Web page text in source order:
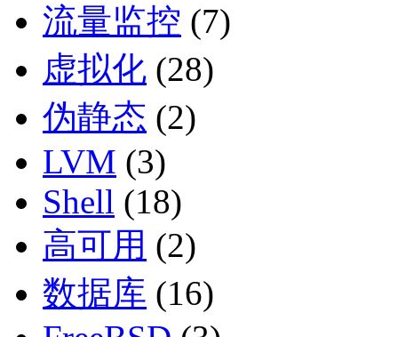
流量监控 (7)
虚拟化 (28)
伪静态 (2)
LVM (3)
Shell (18)
高可用 (2)
数据库 (16)